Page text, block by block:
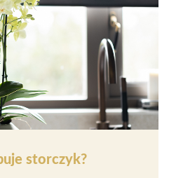
storczyk?